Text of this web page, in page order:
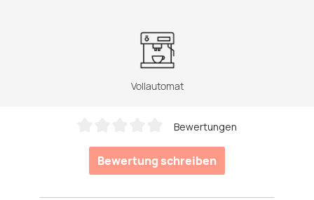
Vollautomat
Bewertungen
Bewertung schreiben